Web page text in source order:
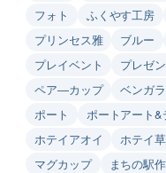
フォト
ふくやす工房
プリンセス雅
ブルー
プレイベント
プレゼ
ペア―カップ
ベンガラ
ポート
ポートアート
ホテイアオイ
ホテイ草
マグカップ
まちの駅